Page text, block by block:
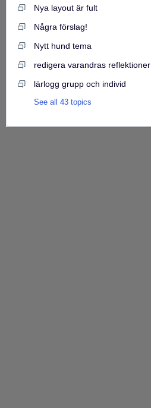
Nya layout är fult
Några förslag!
Nytt hund tema
redigera varandras reflektioner
lärlogg grupp och individ
See all 43 topics